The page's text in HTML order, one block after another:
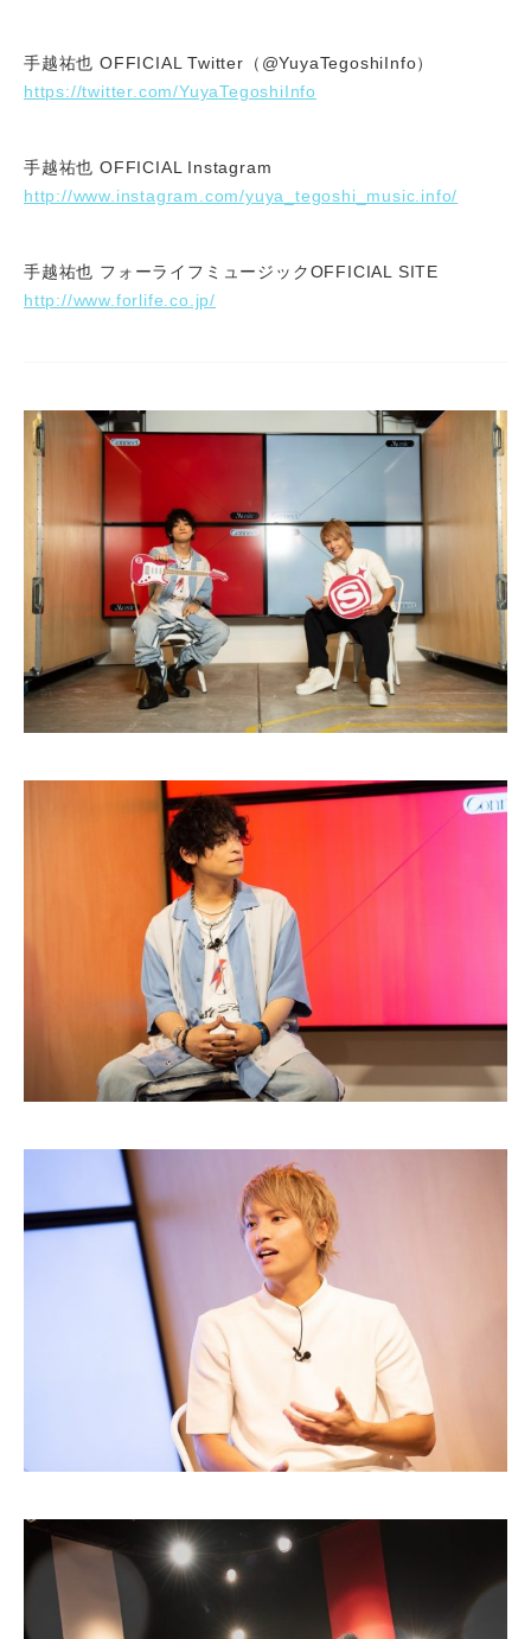
手越祐也 OFFICIAL Twitter（ @YuyaTegoshiInfo）
https://twitter.com/YuyaTegoshiInfo
手越祐也 OFFICIAL Instagram
http://www.instagram.com/yuya_tegoshi_music.info/
手越祐也 フォーライフミュージックOFFICIAL SITE
http://www.forlife.co.jp/